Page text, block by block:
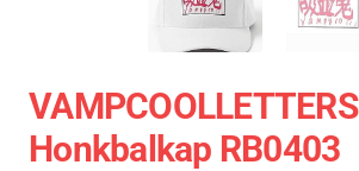
VAMPCOOLLETTERS
Honkbalkap RB0403